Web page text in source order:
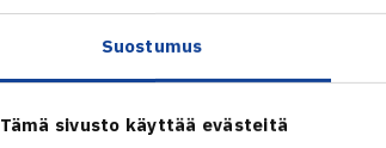
Suostumus
Tämä sivusto käyttää evästeitä
pelasivat muun muassa
– Se oli sellainen vau-hetki.
pelaamassa heidän